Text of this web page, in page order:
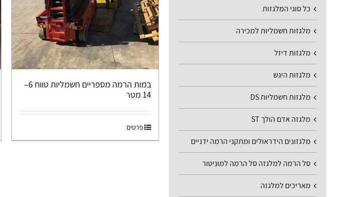
במות הרמה מספריים חשמליות טווח 6–
14 מטר
פרטים
כל סוגי המלגזות
מלגזות חשמליות למכירה
מלגזות דיזל
מלגזות היגש
מלגזות חשמליות DS
מלגזה אדם הולך ST
מלגזונים הידראולים ומתקני הרמה ידניים
סל הרמה למלגזה סל הרמה למוניטור
מאריכים למלגזה